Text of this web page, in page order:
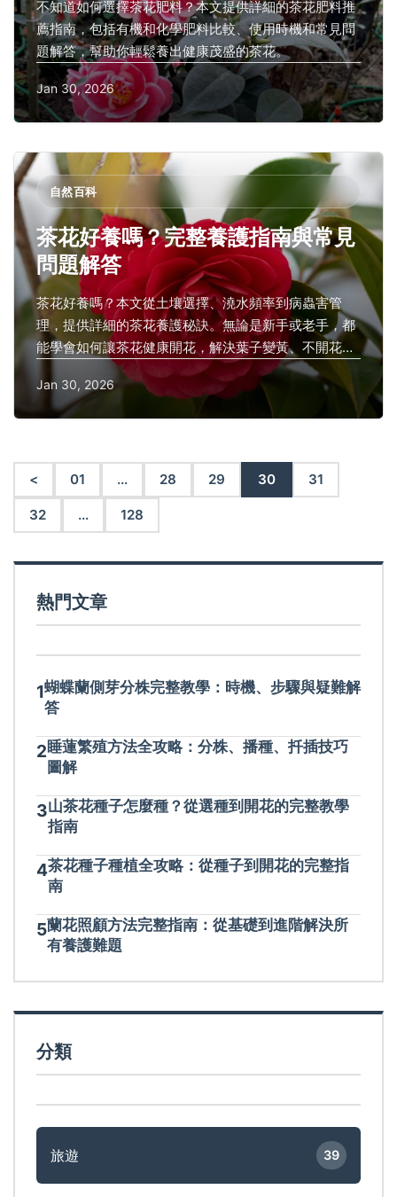
不知道如何選擇茶花肥料？本文提供詳細的茶花肥料推
薦指南，包括有機和化學肥料比較、使用時機和常見問
題解答，幫助你輕鬆養出健康茂盛的茶花。
Jan 30, 2026
自然百科
茶花好養嗎？完整養護指南與常見
問題解答
茶花好養嗎？本文從土壤選擇、澆水頻率到病蟲害管
理，提供詳細的茶花養護秘訣。無論是新手或老手，都
能學會如何讓茶花健康開花，解決葉子變黃、不開花等
Jan 30, 2026
< 01 ... 28 29 30 31
32 ... 128
熱門文章
1蝴蝶蘭側芽分株完整教學：時機、步驟與疑難解
答
2睡蓮繁殖方法全攻略：分株、播種、扦插技巧
圖解
3山茶花種子怎麼種？從選種到開花的完整教學
指南
4茶花種子種植全攻略：從種子到開花的完整指
南
5蘭花照顧方法完整指南：從基礎到進階解決所
有養護難題
分類
旅遊 39